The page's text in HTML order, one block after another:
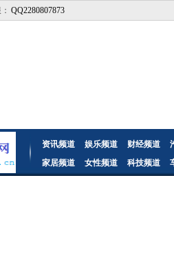
QQ2280807873
资讯频道 娱乐频道 财经频道
家居频道
女性频道 科技频道